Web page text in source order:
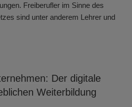
Freiberufler im Sinne des
sind unter anderem Lehrer und
Der digitale
Weiterbildung